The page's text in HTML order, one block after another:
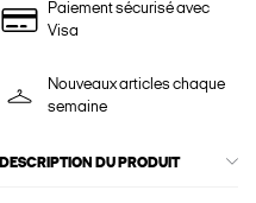
Paiement sécurisé avec
Visa
Nouveaux articles chaque
semaine
DESCRIPTION DU PRODUIT